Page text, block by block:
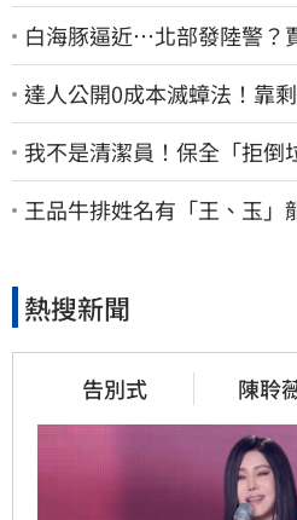
白海豚逼近…北部發陸警？
達人公開0成本滅蟑法！靠
我不是清潔員！保全「拒
法院討公道結果出爐
王品牛排姓名有「王、玉」
熱搜新聞
告別式 陳聆